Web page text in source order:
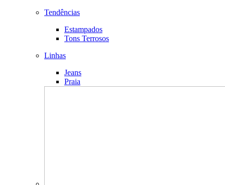
Tendências
Estampados
Tons Terrosos
Linhas
Jeans
Praia